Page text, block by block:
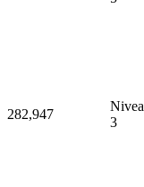
282,947
3